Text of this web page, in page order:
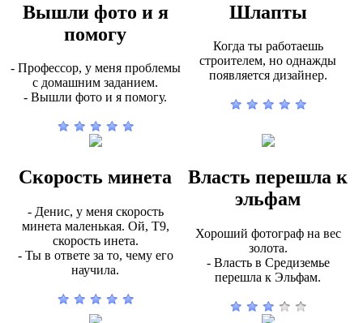
Вышли фото и я
помогу
- Профессор, у меня проблемы
с домашним заданием.
- Вышли фото и я помогу.
Шлапты
Когда ты работаешь
строителем, но однажды
появляется дизайнер.
Скорость минета
- Денис, у меня скорость
минета маленькая. Ой, Т9,
скорость инета.
- Ты в ответе за то, чему его
научила.
Власть перешла к
эльфам
Хороший фотограф на вес
золота.
- Власть в Средиземье
перешла к Эльфам.